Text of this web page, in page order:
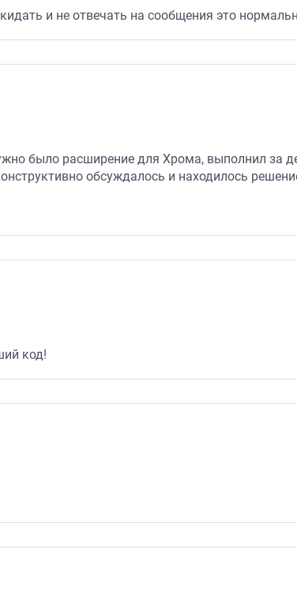
и не отвечать на сообщения это
было расширение для Хрома, выполнил за
обсуждалось и находилось
код!